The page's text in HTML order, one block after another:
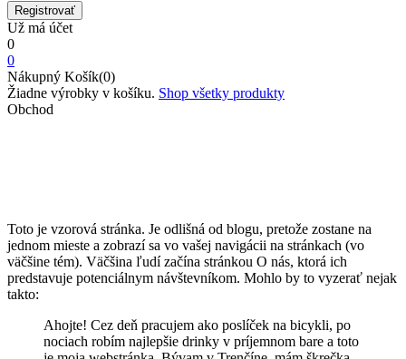
Už má účet
0
0
Nákupný Košík(0)
Žiadne výrobky v košíku. Shop všetky produkty
Obchod
Toto je vzorová stránka. Je odlišná od blogu, pretože zostane na
jednom mieste a zobrazí sa vo vašej navigácii na stránkach (vo
väčšine tém). Väčšina ľudí začína stránkou O nás, ktorá ich
predstavuje potenciálnym návštevníkom. Mohlo by to vyzerať nejak
takto:
Ahojte! Cez deň pracujem ako poslíček na bicykli, po
nociach robím najlepšie drinky v príjemnom bare a toto